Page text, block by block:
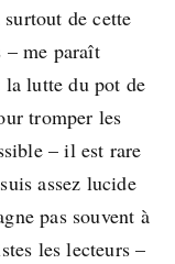
de cette
– me paraît
la lutte du pot de
tromper les
– il est rare
assez lucide
pas souvent à
les lecteurs –